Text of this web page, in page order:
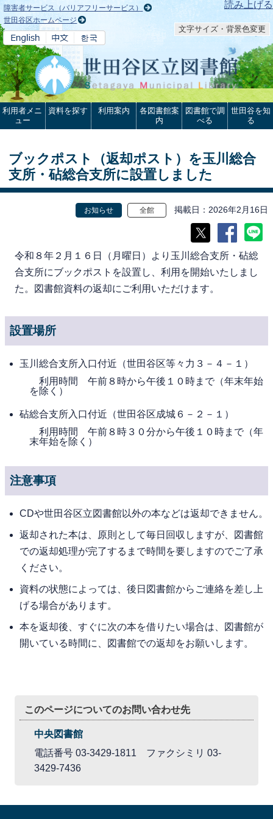
本文へ 読み上げる
障害者サービス（バリアフリーサービス）
世田谷区ホームページ
文字サイズ・背景色変更
利用者メニ
ュー
資料を探す 利用案内
各図書館案
内
図書館で調
べる
世田谷を知
る
ブックポスト（返却ポスト）を玉川総合
支所・砧総合支所に設置しました
お知らせ 全館 掲載日 2026年2月16日
令和８年２月１６日（月曜日）より玉川総合支所・砧総
合支所にブックポストを設置し、利用を開始いたしまし
た。図書館資料の返却にご利用いただけます。
設置場所
玉川総合支所入口付近（世田谷区等々力３－４－１）
利用時間 午前８時から午後１０時まで（年末年始
を除く）
砧総合支所入口付近（世田谷区成城６－２－１）
利用時間 午前８時３０分から午後１０時まで（年
末年始を除く）
注意事項
CDや世田谷区立図書館以外の本などは返却できません。
返却された本は、原則として毎日回収しますが、図書館
での返却処理が完了するまで時間を要しますのでご了承
ください。
資料の状態によっては、後日図書館からご連絡を差し上
げる場合があります。
本を返却後、すぐに次の本を借りたい場合は、図書館が
開いている時間に、図書館での返却をお願いします。
このページについてのお問い合わせ先
中央図書館
電話番号 03-3429-1811 ファクシミリ 03-
3429-7436